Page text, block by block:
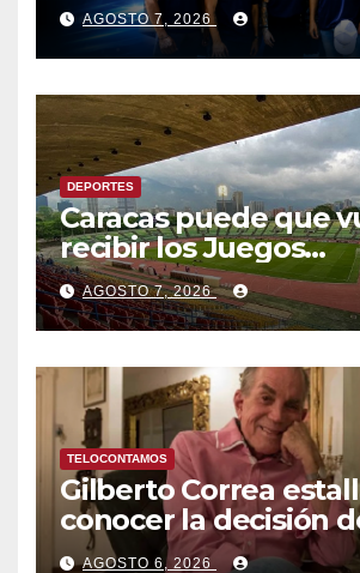
para ayudar a las
Venezuela
AGOSTO 7, 2026
DEPORTES
Caracas puede que
recibir los Juegos
Centroamericanos y
Caribe tras mas de 70
AGOSTO 7, 2026
TELOCONTAMOS
Gilberto Correa
conocer la decisión
tribunal en su caso
AGOSTO 6, 2026